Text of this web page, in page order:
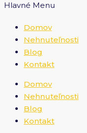
Hlavné Menu
Domov
Nehnuteľnosti
Blog
Kontakt
Domov
Nehnuteľnosti
Blog
Kontakt